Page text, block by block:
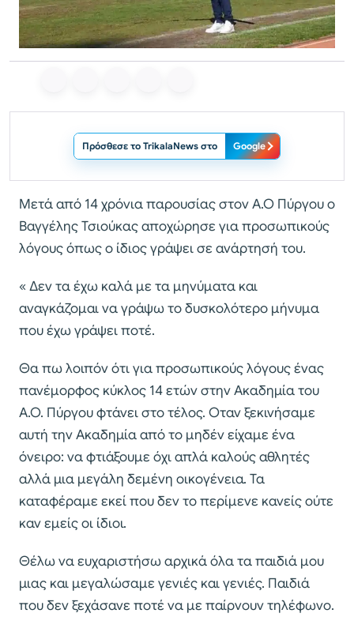
Πρόσθεσε το TrikalaNews στο Google
Μετά από 14 χρόνια παρουσίας στον Α.Ο Πύργου ο
Βαγγέλης Τσιούκας αποχώρησε για προσωπικούς
λόγους όπως ο ίδιος γράψει σε ανάρτησή του.
« Δεν τα έχω καλά με τα μηνύματα και
αναγκάζομαι να γράψω το δυσκολότερο μήνυμα
που έχω γράψει ποτέ.
Θα πω λοιπόν ότι για προσωπικούς λόγους ένας
πανέμορφος κύκλος 14 ετών στην Ακαδημία του
Α.Ο. Πύργου φτάνει στο τέλος. Οταν ξεκινήσαμε
αυτή την Ακαδημία από το μηδέν είχαμε ένα
όνειρο: να φτιάξουμε όχι απλά καλούς αθλητές
αλλά μια μεγάλη δεμένη οικογένεια. Τα
καταφέραμε εκεί που δεν το περίμενε κανείς ούτε
καν εμείς οι ίδιοι.
Θέλω να ευχαριστήσω αρχικά όλα τα παιδιά μου
μιας και μεγαλώσαμε γενιές και γενιές. Παιδιά
που δεν ξεχάσανε ποτέ να με παίρνουν τηλέφωνο.